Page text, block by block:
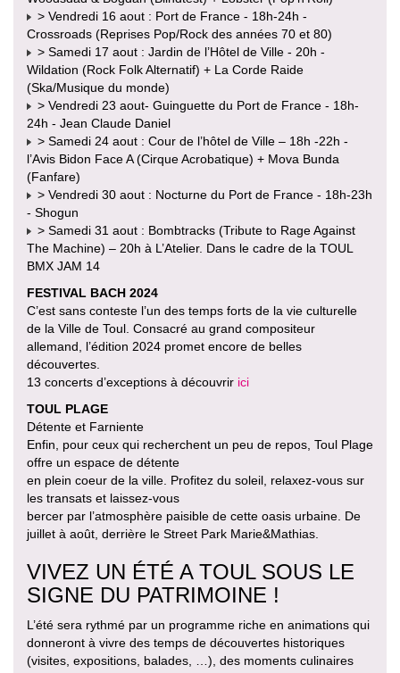
> Vendredi 16 aout : Port de France - 18h-24h -
Crossroads (Reprises Pop/Rock des années 70 et 80)
> Samedi 17 aout : Jardin de l’Hôtel de Ville - 20h -
Wildation (Rock Folk Alternatif) + La Corde Raide
(Ska/Musique du monde)
> Vendredi 23 aout- Guinguette du Port de France - 18h-
24h - Jean Claude Daniel
> Samedi 24 aout : Cour de l’hôtel de Ville – 18h -22h -
l’Avis Bidon Face A (Cirque Acrobatique) + Mova Bunda
(Fanfare)
> Vendredi 30 aout : Nocturne du Port de France - 18h-23h
- Shogun
> Samedi 31 aout : Bombtracks (Tribute to Rage Against
The Machine) – 20h à L’Atelier. Dans le cadre de la TOUL
BMX JAM 14
FESTIVAL BACH 2024
C’est sans conteste l’un des temps forts de la vie culturelle
de la Ville de Toul. Consacré au grand compositeur
allemand, l’édition 2024 promet encore de belles
découvertes.
13 concerts d’exceptions à découvrir ici
TOUL PLAGE
Détente et Farniente
Enfin, pour ceux qui recherchent un peu de repos, Toul Plage
offre un espace de détente
en plein coeur de la ville. Profitez du soleil, relaxez-vous sur
les transats et laissez-vous
bercer par l’atmosphère paisible de cette oasis urbaine. De
juillet à août, derrière le Street Park Marie&Mathias.
VIVEZ UN ÉTÉ A TOUL SOUS LE
SIGNE DU PATRIMOINE !
L’été sera rythmé par un programme riche en animations qui
donneront à vivre des temps de découvertes historiques
(visites, expositions, balades, …), des moments culinaires